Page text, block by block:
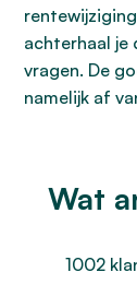
achterhaal je
vragen. De
namelijk af
Wat
1002